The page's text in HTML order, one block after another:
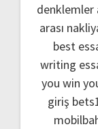
denklemler
arası
best
writing
you win
giriş